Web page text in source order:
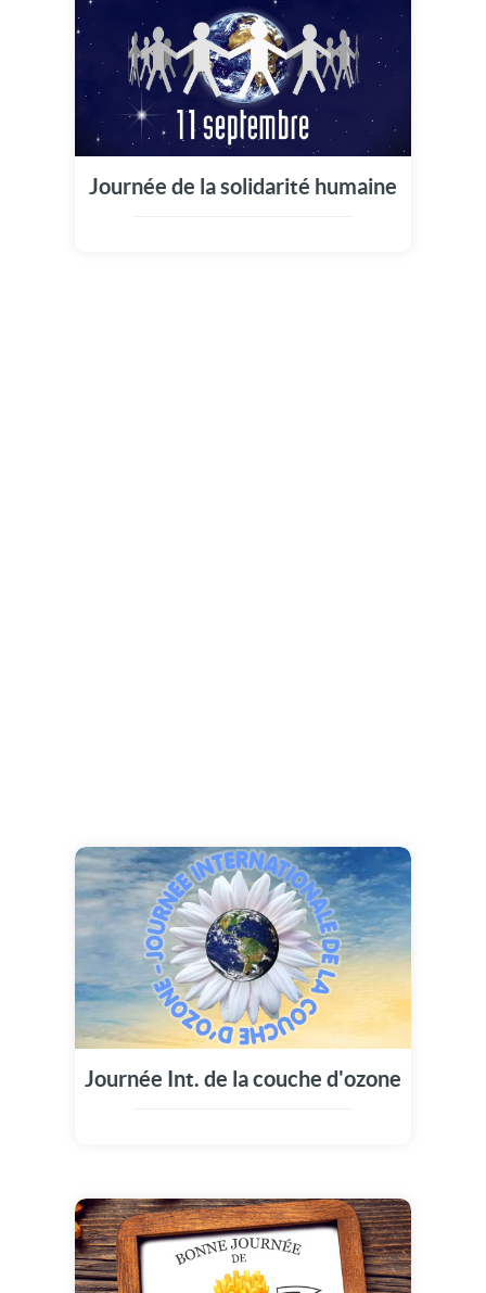
Journée de la solidarité humaine
Journée Int. de la couche d'ozone